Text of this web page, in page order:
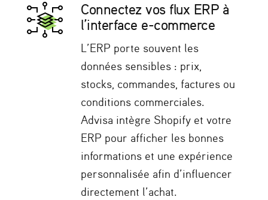
Connectez vos flux ERP à
l’interface e-commerce
L’ERP porte souvent les
données sensibles : prix,
stocks, commandes, factures ou
conditions commerciales.
Advisa intègre Shopify et votre
ERP pour afficher les bonnes
informations et une expérience
personnalisée afin d’influencer
directement l’achat.